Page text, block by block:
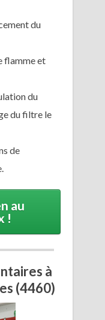
du
flamme et
du
du filtre le
de
au
!
à
(4460)